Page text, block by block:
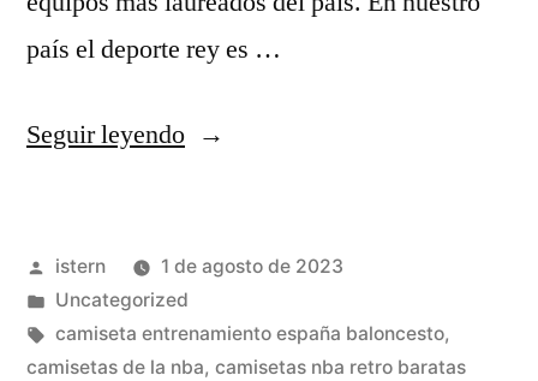
país el deporte rey es …
Seguir leyendo«Camisetas
Shirts
2023»
Publicado
por
istern
1 de agosto de 2023
Publicado
en
Uncategorized
Etiquetas:
camiseta entrenamiento españa baloncesto,
camisetas de la nba, camisetas nba retro baratas